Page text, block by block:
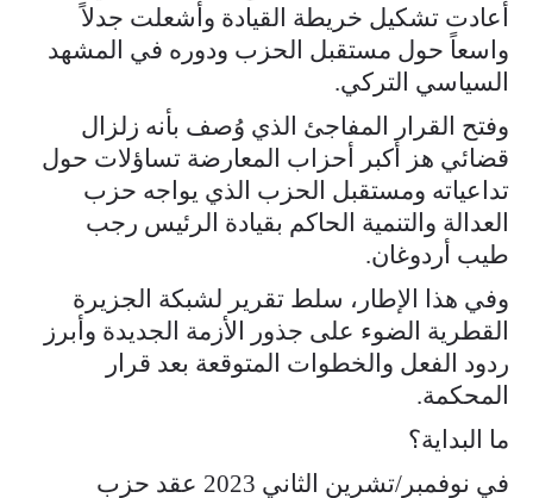
أعادت تشكيل خريطة القيادة وأشعلت جدلاً
واسعاً حول مستقبل الحزب ودوره في المشهد
السياسي التركي.
وفتح القرار المفاجئ الذي وُصف بأنه زلزال
قضائي هز أكبر أحزاب المعارضة تساؤلات حول
تداعياته ومستقبل الحزب الذي يواجه حزب
العدالة والتنمية الحاكم بقيادة الرئيس رجب
طيب أردوغان.
وفي هذا الإطار، سلط تقرير لشبكة الجزيرة
القطرية الضوء على جذور الأزمة الجديدة وأبرز
ردود الفعل والخطوات المتوقعة بعد قرار
المحكمة.
ما البداية؟
في نوفمبر/تشرين الثاني 2023 عقد حزب